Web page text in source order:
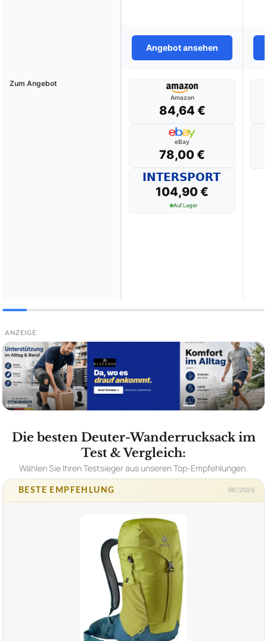
Angebot ansehen
Zum Angebot
Amazon
84,64 €
eBay
78,00 €
104,90 €
Auf Lager
ANZEIGE
Die besten Deuter-Wanderrucksack im
Test & Vergleich:
Wählen Sie Ihren Testsieger aus unseren Top-Empfehlungen.
BESTE EMPFEHLUNG 08/2026